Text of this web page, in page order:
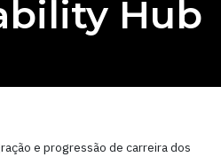
Hub
e progressão de carreira dos